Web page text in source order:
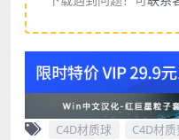
C4D材质球 C4D材